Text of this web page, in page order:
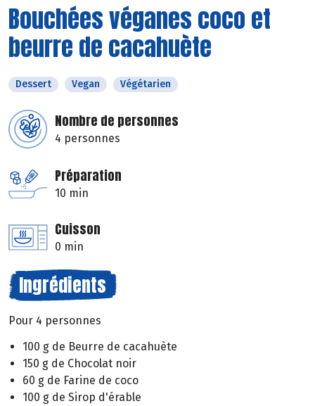
Bouchées véganes coco et
beurre de cacahuète
Dessert Vegan Végétarien
Nombre de personnes
4 personnes
Préparation
10 min
Cuisson
0 min
Ingrédients
Pour 4 personnes
100 g de Beurre de cacahuète
150 g de Chocolat noir
60 g de Farine de coco
100 g de Sirop d'érable